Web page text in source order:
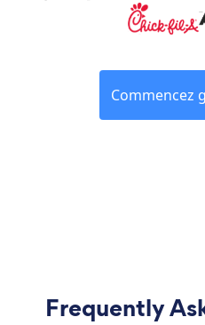
Commencez
Frequently